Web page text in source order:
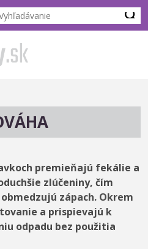
premieňajú fekálie a
zlúčeniny, čím
zápach. Okrem
a prispievajú k
odpadu bez použitia